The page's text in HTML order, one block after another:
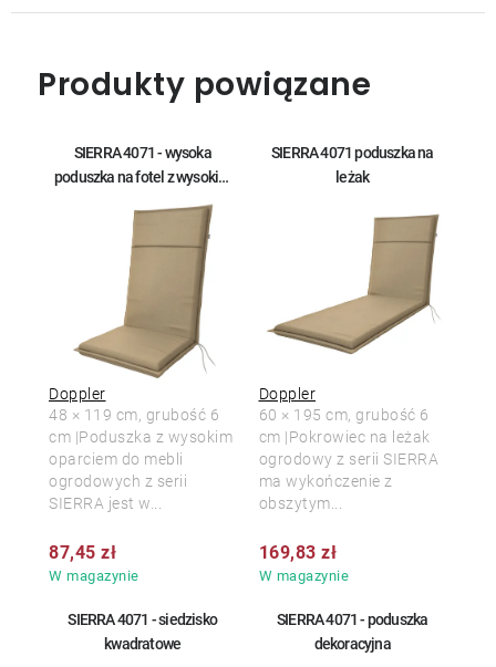
Produkty powiązane
SIERRA 4071 - wysoka
poduszka na fotel z wysokim
Doppler
W magazynie
87,45 zł
48 × 119 cm, grubość 6
cm |Poduszka z wysokim
oparciem do mebli
ogrodowych z serii
SIERRA jest w...
SIERRA 4071 poduszka na
leżak
Doppler
W magazynie
169,83 zł
60 × 195 cm, grubość 6
cm |Pokrowiec na leżak
ogrodowy z serii SIERRA
ma wykończenie z
obszytym...
SIERRA 4071 - siedzisko
kwadratowe
SIERRA 4071 - poduszka
dekoracyjna